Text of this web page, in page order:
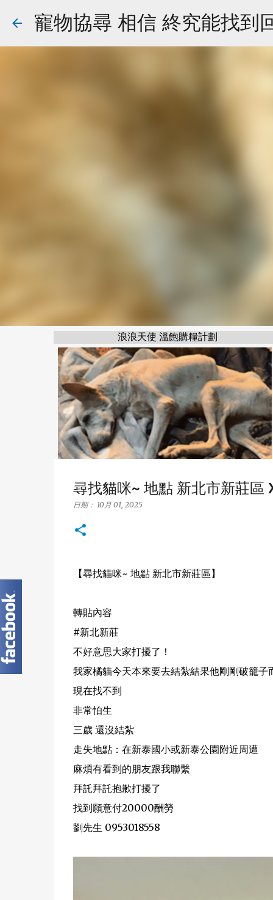
寵物協尋 相信 終究能找到
浪浪天使 溫飽購糧計劃
浪浪天使 溫飽購糧計劃
尋找貓咪~ 地點 新北市新莊
日期： 10月 01, 2025
【尋找貓咪~ 地點 新北市新莊區】
轉貼內容
#新北新莊
不好意思大家打擾了！
我家橘貓今天本來要去結紮結果他剛剛破籠子
現在找不到
非常怕生
三歲 還沒結紮
走失地點：在新泰國小或新泰公園附近周遭
麻煩有看到的朋友跟我聯繫
拜託拜託抱歉打擾了
找到願意付20000酬勞
劉先生 0953018558